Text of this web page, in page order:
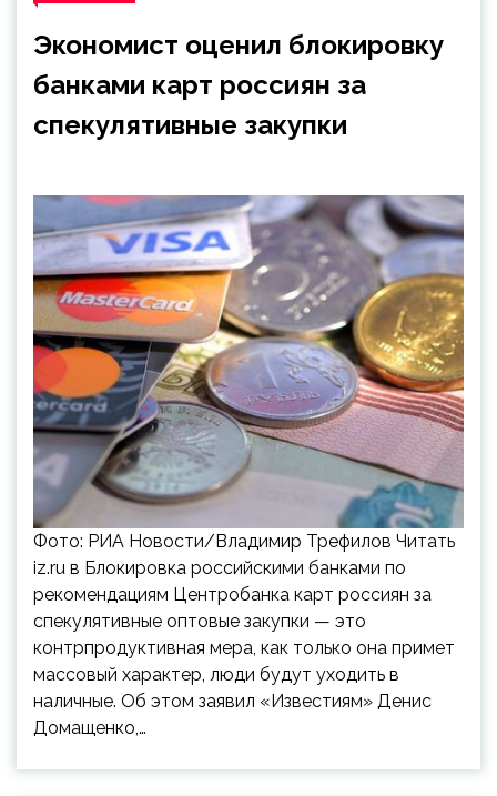
Экономист оценил блокировку
банками карт россиян за
спекулятивные закупки
Фото: РИА Новости/Владимир Трефилов Читать
iz.ru в Блокировка российскими банками по
рекомендациям Центробанка карт россиян за
спекулятивные оптовые закупки — это
контрпродуктивная мера, как только она примет
массовый характер, люди будут уходить в
наличные. Об этом заявил «Известиям» Денис
Домащенко,…